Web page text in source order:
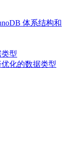
体系结构和
型
化的数据类型